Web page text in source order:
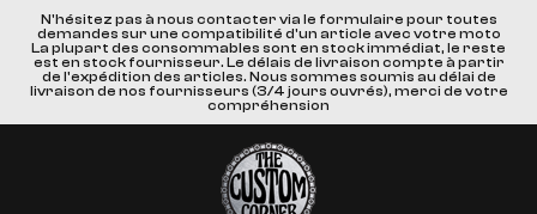
N'hésitez pas à nous contacter via le formulaire pour toutes
demandes sur une compatibilité d'un article avec votre moto
La plupart des consommables sont en stock immédiat, le reste
est en stock fournisseur. Le délais de livraison compte à partir
de l'expédition des articles. Nous sommes soumis au délai de
livraison de nos fournisseurs (3/4 jours ouvrés), merci de votre
compréhension